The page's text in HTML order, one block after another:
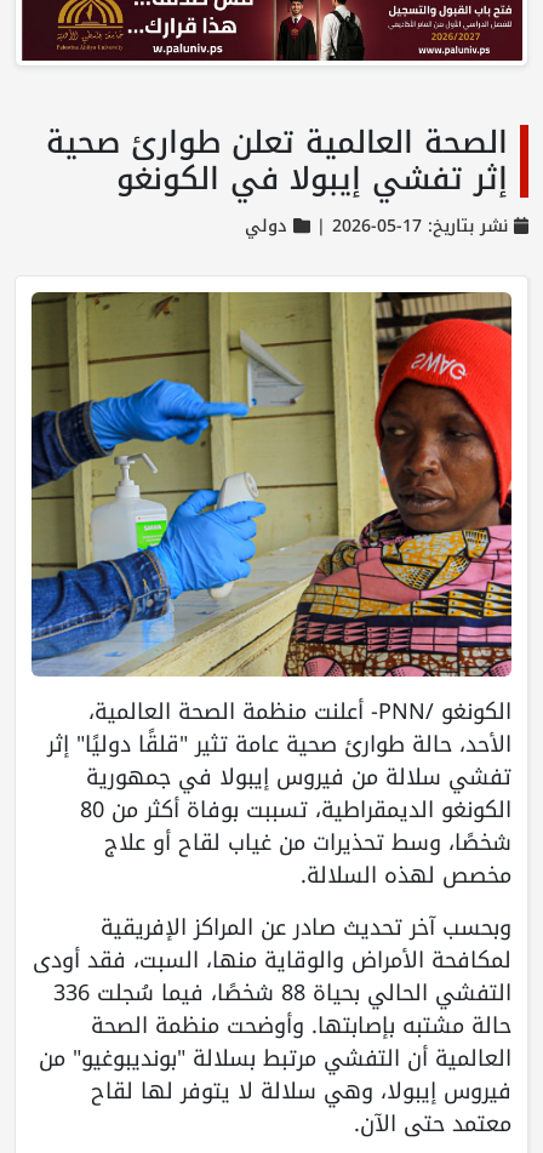
الصحة العالمية تعلن طوارئ صحية
إثر تفشي إيبولا في الكونغو
نشر بتاريخ: 17-05-2026 | دولي
الكونغو /PNN- أعلنت منظمة الصحة العالمية،
الأحد، حالة طوارئ صحية عامة تثير "قلقًا دوليًا" إثر
تفشي سلالة من فيروس إيبولا في جمهورية
الكونغو الديمقراطية، تسببت بوفاة أكثر من 80
شخصًا، وسط تحذيرات من غياب لقاح أو علاج
مخصص لهذه السلالة.
وبحسب آخر تحديث صادر عن المراكز الإفريقية
لمكافحة الأمراض والوقاية منها، السبت، فقد أودى
التفشي الحالي بحياة 88 شخصًا، فيما سُجلت 336
حالة مشتبه بإصابتها. وأوضحت منظمة الصحة
العالمية أن التفشي مرتبط بسلالة "بونديبوغيو" من
فيروس إيبولا، وهي سلالة لا يتوفر لها لقاح
معتمد حتى الآن.